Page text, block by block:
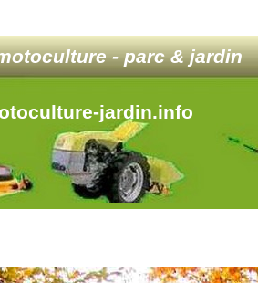
- parc & jardin
jardin.info